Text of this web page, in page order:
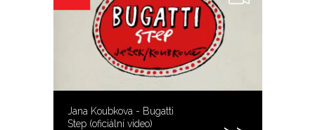
Jana Koubkova - Bugatti
Step (oficiální video)